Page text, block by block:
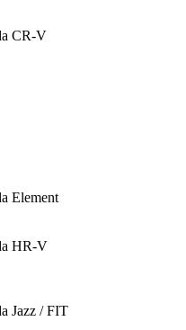
CR-V
Element
HR-V
Jazz / FIT